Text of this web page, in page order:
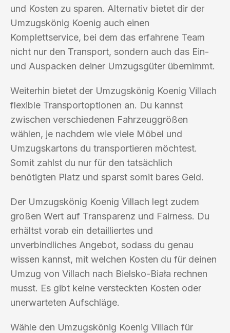
und Kosten zu sparen. Alternativ bietet dir der
Umzugskönig Koenig auch einen
Komplettservice, bei dem das erfahrene Team
nicht nur den Transport, sondern auch das Ein-
und Auspacken deiner Umzugsgüter übernimmt.
Weiterhin bietet der Umzugskönig Koenig Villach
flexible Transportoptionen an. Du kannst
zwischen verschiedenen Fahrzeuggrößen
wählen, je nachdem wie viele Möbel und
Umzugskartons du transportieren möchtest.
Somit zahlst du nur für den tatsächlich
benötigten Platz und sparst somit bares Geld.
Der Umzugskönig Koenig Villach legt zudem
großen Wert auf Transparenz und Fairness. Du
erhältst vorab ein detailliertes und
unverbindliches Angebot, sodass du genau
wissen kannst, mit welchen Kosten du für deinen
Umzug von Villach nach Bielsko-Biała rechnen
musst. Es gibt keine versteckten Kosten oder
unerwarteten Aufschläge.
Wähle den Umzugskönig Koenig Villach für